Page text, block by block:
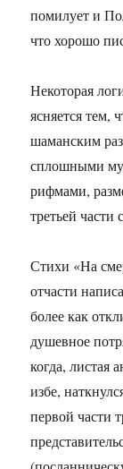
помилует и
что хорошо
Некоторая
ясняется
шаманским
сплошными
рифмами,
третьей
Стихи «На
отчасти
более как
душевное
когда, листая
избе,
первой части